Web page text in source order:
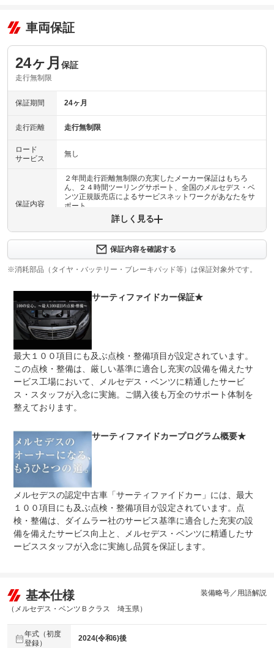
車両保証
24ヶ月 保証
走行無制限
保証期間 24ヶ月
走行距離 走行無制限
ロード
サービス
無し
保証内容
２年間走行距離無制限の充実したメーカー保証はもちろ
ん、２４時間ツーリングサポート、全国のメルセデス・ベ
ンツ正規販売店によるサービスネットワークがあなたをサ
ポート。
上限金額 -
免責金 無し
保証修理
受付先
-
法定整備 整備無 車両状態については販売店にご確認ください
法定整備
について
-
詳しく見る
保証内容を確認する
※消耗部品（タイヤ・バッテリー・ブレーキパッド等）は保証対象外です。
サーティファイドカー保証★
最大１００項目にも及ぶ点検・整備項目が設定されています。
この点検・整備は、厳しい基準に適合し充実の設備を備えたサ
ービス工場において、メルセデス・ベンツに精通したサービ
ス・スタッフが入念に実施。ご購入後も万全のサポート体制を
整えております。
サーティファイドカープログラム概要★
メルセデスの認定中古車「サーティファイドカー」には、最大
１００項目にも及ぶ点検・整備項目が設定されています。点
検・整備は、ダイムラー社のサービス基準に適合した充実の設
備を備えたサービス向上と、メルセデス・ベンツに精通したサ
ービススタッフが入念に実施し品質を保証します。
基本仕様
（メルセデス・ベンツＢクラス 埼玉県）
装備略号／用語解説
年式（初度
登録）
2024(令和6)後